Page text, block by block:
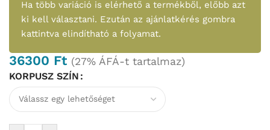
Ha több variáció is elérhető a termékből, előbb azt
ki kell választani. Ezután az ajánlatkérés gombra
kattintva elindítható a folyamat.
36300 Ft (27% ÁFÁ-t tartalmaz)
KORPUSZ SZÍN